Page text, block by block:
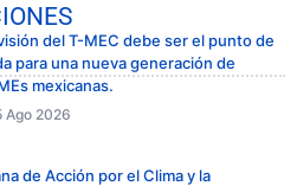
del T-MEC debe ser el punto de
para una nueva generación de
mexicanas.
Ago 2026
de Acción por el Clima y la